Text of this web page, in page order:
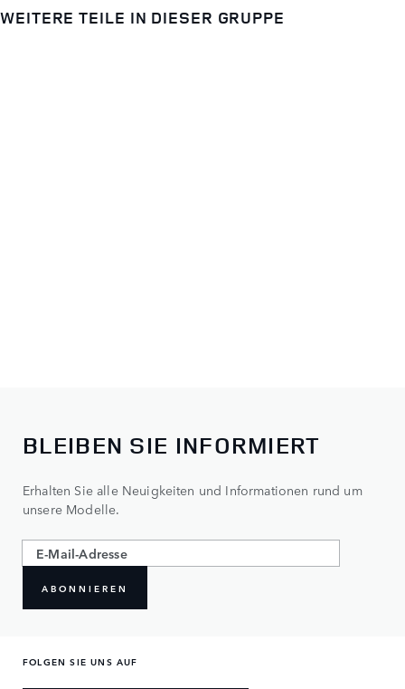
WEITERE TEILE IN DIESER GRUPPE
BLEIBEN SIE INFORMIERT
Erhalten Sie alle Neuigkeiten und Informationen rund um
unsere Modelle.
ABONNIEREN
FOLGEN SIE UNS AUF